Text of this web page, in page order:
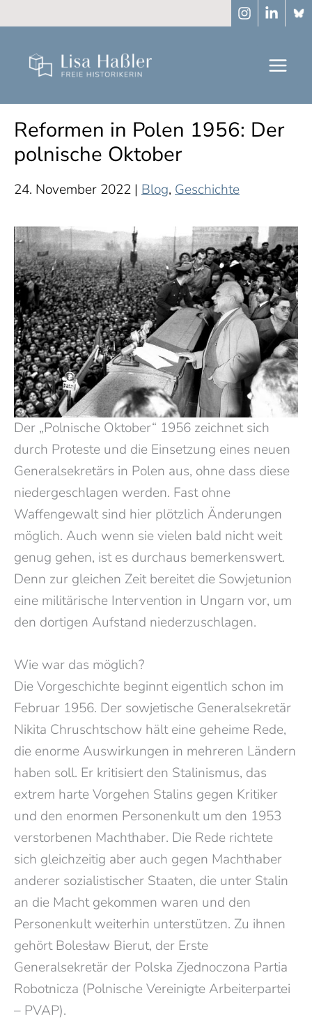
Inhalt
springen
Reformen in Polen 1956: Der
polnische Oktober
24. November 2022 | Blog, Geschichte
Der „Polnische Oktober“ 1956 zeichnet sich
durch Proteste und die Einsetzung eines neuen
Generalsekretärs in Polen aus, ohne dass diese
niedergeschlagen werden. Fast ohne
Waffengewalt sind hier plötzlich Änderungen
möglich. Auch wenn sie vielen bald nicht weit
genug gehen, ist es durchaus bemerkenswert.
Denn zur gleichen Zeit bereitet die Sowjetunion
eine militärische Intervention in Ungarn vor, um
den dortigen Aufstand niederzuschlagen.
Wie war das möglich?
Die Vorgeschichte beginnt eigentlich schon im
Februar 1956. Der sowjetische Generalsekretär
Nikita Chruschtschow hält eine geheime Rede,
die enorme Auswirkungen in mehreren Ländern
haben soll. Er kritisiert den Stalinismus, das
extrem harte Vorgehen Stalins gegen Kritiker
und den enormen Personenkult um den 1953
verstorbenen Machthaber. Die Rede richtete
sich gleichzeitig aber auch gegen Machthaber
anderer sozialistischer Staaten, die unter Stalin
an die Macht gekommen waren und den
Personenkult weiterhin unterstützen. Zu ihnen
gehört Bolesław Bierut, der Erste
Generalsekretär der Polska Zjednoczona Partia
Robotnicza (Polnische Vereinigte Arbeiterpartei
– PVAP).